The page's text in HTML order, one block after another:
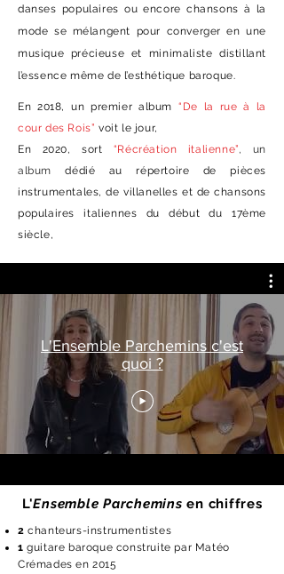
danses populaires ou encore chansons à la
mode se mélangent pour converger en une
musique précieuse et minimaliste distillant
l’essence même de l’esthétique baroque.
En 2018, un premier album “De la rue à la
cour des Rois” voit le jour,
En 2020, sort “Récréation italienne”, un
albumdédié au répertoire de pièces
instrumentales, de villanelles et de chansons
populaires italiennes du début du 17ème
siècle,
L'Ensemble Parchemins c'est
quoi ?
L'Ensemble Parcheminsen chiffres
2 chanteurs-instrumentistes
1 guitare baroque construite par Matéo
Crémades en 2015